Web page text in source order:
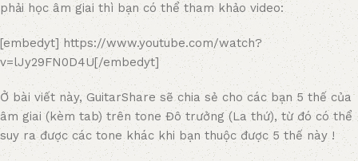
phải học âm giai thì bạn có thể tham khảo video:
[embedyt] https://www.youtube.com/watch?
v=lJy29FN0D4U[/embedyt]
Ở bài viết này, GuitarShare sẽ chia sẻ cho các bạn 5 thế của
âm giai (kèm tab) trên tone Đô trưởng (La thứ), từ đó có thể
suy ra được các tone khác khi bạn thuộc được 5 thế này !